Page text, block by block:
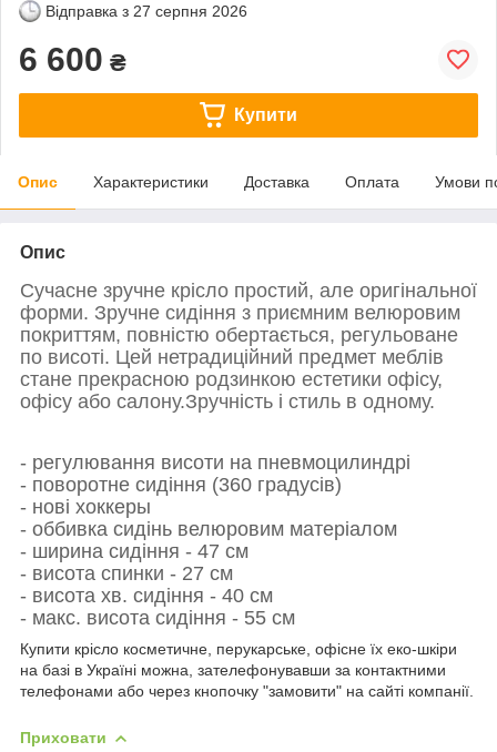
Відправка з 27 серпня 2026
6 600 ₴
Купити
Опис Характеристики Доставка Оплата Умови
Опис
Сучасне зручне крісло простий, але оригінальної
форми. Зручне сидіння з приємним велюровим
покриттям, повністю обертається, регульоване
по висоті. Цей нетрадиційний предмет меблів
стане прекрасною родзинкою естетики офісу,
офісу або салону.Зручність і стиль в одному.
- регулювання висоти на пневмоцилиндрі
- поворотне сидіння (360 градусів)
- нові хоккеры
- оббивка сидінь велюровим матеріалом
- ширина сидіння - 47 см
- висота спинки - 27 см
- висота хв. сидіння - 40 см
- макс. висота сидіння - 55 см
Купити крісло косметичне, перукарське, офісне їх еко-шкіри
на базі в Україні можна, зателефонувавши за контактними
телефонами або через кнопочку "замовити" на сайті компанії.
Приховати